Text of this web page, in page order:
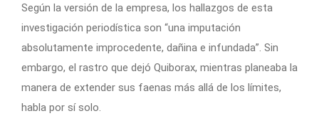
Según la versión de la empresa, los hallazgos de esta
investigación periodística son “una imputación
absolutamente improcedente, dañina e infundada”. Sin
embargo, el rastro que dejó Quiborax, mientras planeaba la
manera de extender sus faenas más allá de los límites,
habla por sí solo.